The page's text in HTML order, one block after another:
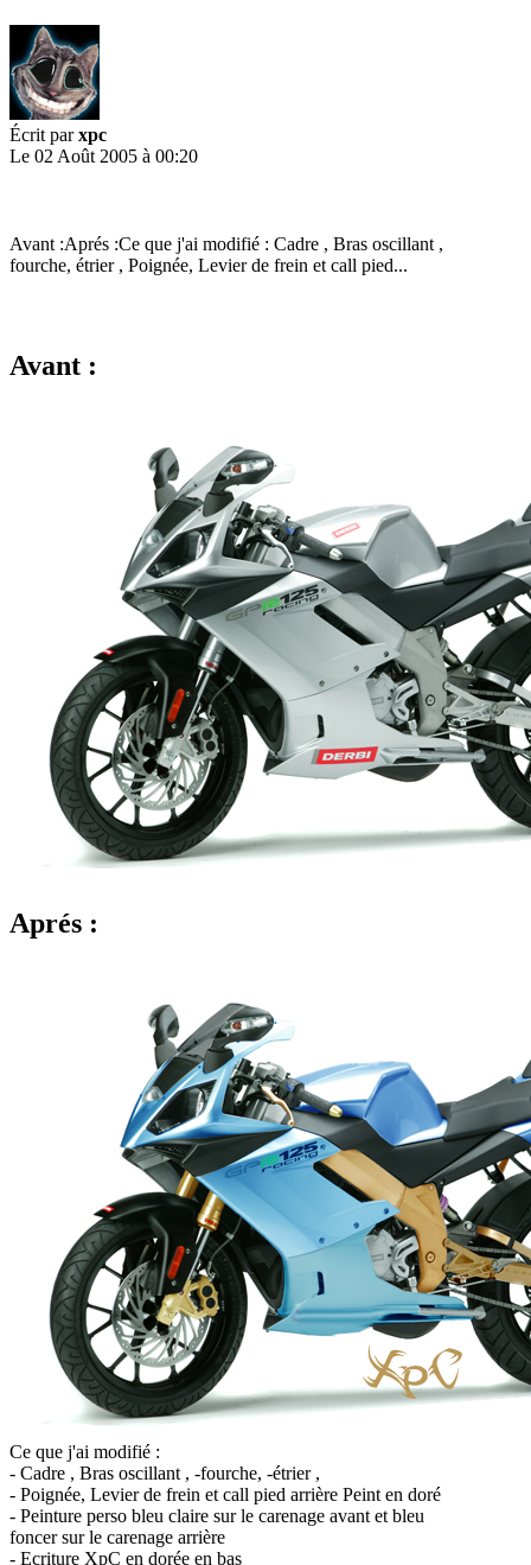
Écrit parxpc
Le 02 Août 2005 à 00:20
Avant :Aprés :Ce que j'ai modifié : Cadre , Bras oscillant ,
fourche, étrier , Poignée, Levier de frein et call pied...
Avant :
Aprés :
Ce que j'ai modifié :
- Cadre , Bras oscillant , -fourche, -étrier ,
- Poignée, Levier de frein et call pied arrière Peint en doré
- Peinture perso bleu claire sur le carenage avant et bleu
foncer sur le carenage arrière
- Ecriture XpC en dorée en bas